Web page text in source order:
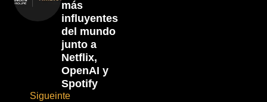
más
influyentes
del mundo
junto a
Netflix,
OpenAI y
Spotify
Sigueinte